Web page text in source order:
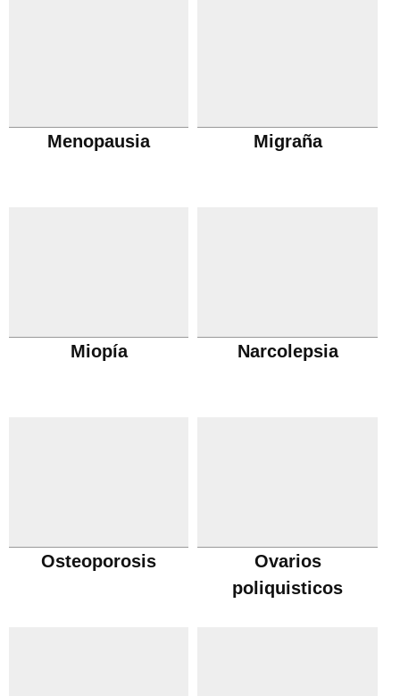
Menopausia Migraña
Miopía Narcolepsia
Osteoporosis
Ovarios
poliquisticos